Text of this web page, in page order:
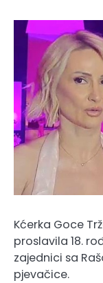
Kćerka Goce
proslavila 18.
zajednici sa
pjevačice.